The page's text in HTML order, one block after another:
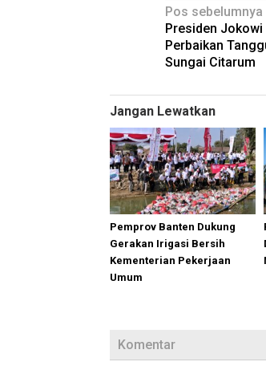
Navigasi
pos
Pos sebelumnya
Presiden
Perbaikan
Sungai Citarum
Jangan Lewatkan
Pemprov Banten Dukung
Gerakan Irigasi Bersih
Kementerian Pekerjaan
Umum
Komentar